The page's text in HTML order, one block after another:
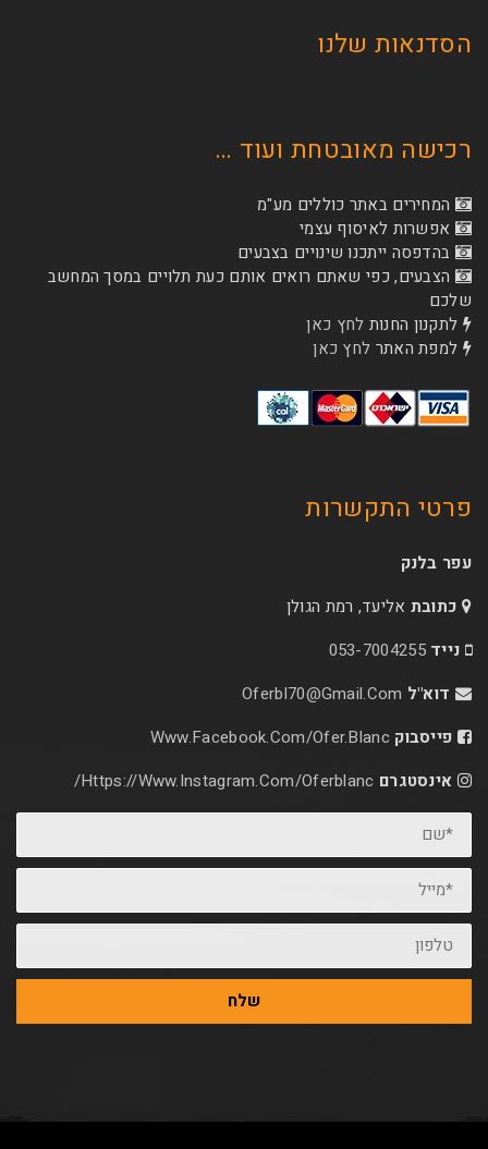
הסדנאות שלנו
רכישה מאובטחת ועוד …
המחירים באתר כוללים מע"מ
אפשרות לאיסוף עצמי
בהדפסה ייתכנו שינויים בצבעים
הצבעים, כפי שאתם רואים אותם כעת תלויים במסך המחשב
שלכם
לתקנון החנות לחץ כאן
למפת האתר לחץ כאן
פרטי התקשרות
עפר בלנק
כתובת אליעד, רמת הגולן
נייד 053-7004255
דוא"ל Oferbl70@Gmail.Com
פייסבוק Www.facebook.com/ofer.blanc
אינסטגרם Https://www.instagram.com/oferblanc/
*שם
*מייל
טלפון
שלח